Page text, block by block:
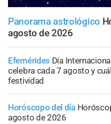
Panorama astrológico
agosto de 2026
Efemérides Día
celebra cada 7 agosto y
festividad
Horóscopo del día
agosto de 2026